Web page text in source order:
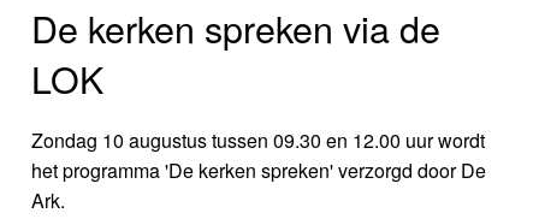
De kerken spreken via de
LOK
Zondag 10 augustus tussen 09.30 en 12.00 uur wordt
het programma 'De kerken spreken' verzorgd door De
Ark.